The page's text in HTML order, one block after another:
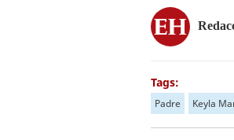
Tags:
Padre Keyla